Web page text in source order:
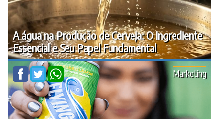
A água na Produção de Cerveja: O Ingrediente
Essencial e Seu Papel Fundamental
Marketing